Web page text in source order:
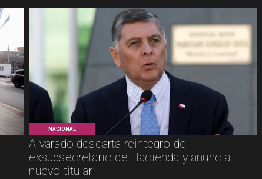
NACIONAL
Alvarado descarta reintegro de
exsubsecretario de Hacienda y anuncia
nuevo titular